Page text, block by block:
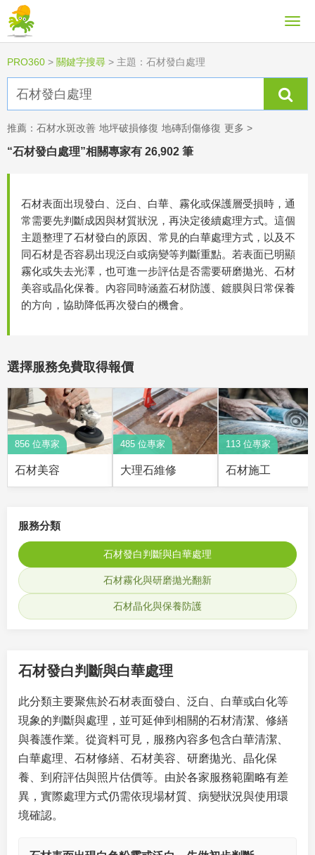
PRO360 > 關鍵字搜尋 > 主題：石材發白處理
推薦： 石材水斑改善 地坪破損修復 地磚刮傷修復 更多 >
“石材發白處理”相關專家有 26,902 筆
石材表面出現發白、泛白、白華、霧化或保護層受損時，通
常需要先判斷成因與材質狀況，再決定後續處理方式。這個
主題整理了石材發白的原因、常見的白華處理方式，以及不
同石材是否容易出現泛白或病變等判斷重點。若表面已明顯
霧化或失去光澤，也可進一步評估是否需要研磨拋光、石材
美容或晶化保養。內容同時涵蓋石材防護、鍍膜與日常保養
的方向，協助降低再次發白的機會。
選擇服務免費取得報價
856 位專家
石材美容
485 位專家
大理石維修
113 位專家
石材施工
服務分類
石材發白判斷與白華處理
石材霧化與研磨拋光翻新
石材晶化與保養防護
石材發白判斷與白華處理
此分類主要聚焦於石材表面發白、泛白、白華或白化等
現象的判斷與處理，並可延伸到相關的石材清潔、修繕
與養護作業。從資料可見，服務內容多包含白華清潔、
白華處理、石材修繕、石材美容、研磨拋光、晶化保
養、到府評估與照片估價等。由於各家服務範圍略有差
異，實際處理方式仍需依現場材質、病變狀況與使用環
境確認。